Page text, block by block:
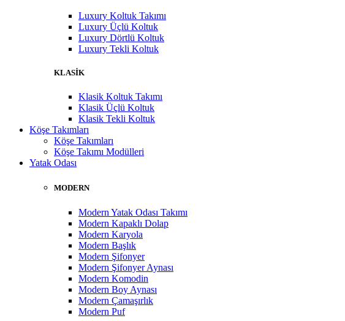
Luxury Koltuk Takımı
Luxury Üçlü Koltuk
Luxury Dörtlü Koltuk
Luxury Tekli Koltuk
KLASİK
Klasik Koltuk Takımı
Klasik Üçlü Koltuk
Klasik Tekli Koltuk
Köşe Takımları
Köşe Takımları
Köşe Takımı Modülleri
Yatak Odası
MODERN
Modern Yatak Odası Takımı
Modern Kapaklı Dolap
Modern Karyola
Modern Başlık
Modern Şifonyer
Modern Şifonyer Aynası
Modern Komodin
Modern Boy Aynası
Modern Çamaşırlık
Modern Puf